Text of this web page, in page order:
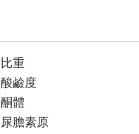
比重
酸鹼度
酮體
尿膽素原